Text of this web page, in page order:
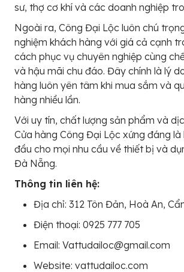
sư, thợ cơ khí và các doanh nghiệp
Ngoài ra, Công Đại Lộc luôn chú
nghiệm khách hàng với giá cả cạnh
cách phục vụ chuyên nghiệp cùng
và hậu mãi chu đáo. Đây chính là lý
hàng luôn yên tâm khi mua sắm và
hàng nhiều lần.
Với uy tín, chất lượng sản phẩm và
Cửa hàng Công Đại Lộc xứng đáng là
đầu cho mọi nhu cầu về thiết bị và
Đà Nẵng.
Thông tin liên hệ:
Địa chỉ: 312 Tôn Đản, Hoà An,
Điện thoại: 0925 777 705
Email: Vattudailoc@gmail.com
Website: vattudailoc.com